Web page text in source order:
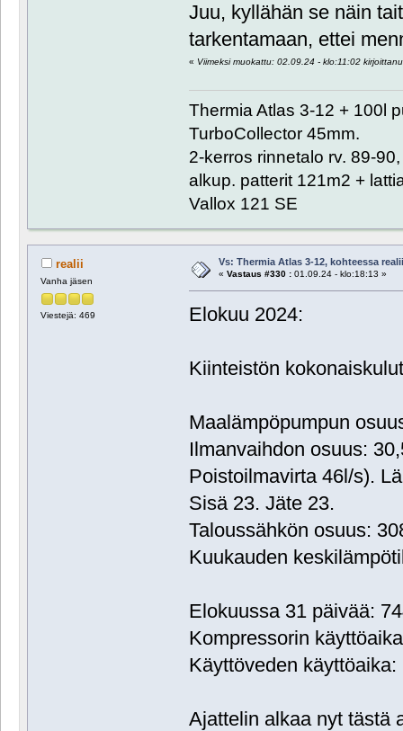
Juu, kyllähän se näin
tarkentamaan, ettei
« Viimeksi muokattu: 02.09.24 - klo:11:02
Thermia Atlas 3-12 + 100l
TurboCollector 45mm.
2-kerros rinnetalo rv. 89-
alkup. patterit 121m2 +
Vallox 121 SE
realii
Vanha jäsen
Viestejä: 469
Vs: Thermia Atlas 3-12, kohteessa realii
« Vastaus #330 :01.09.24 - klo:18:13 »
Elokuu 2024:
Kiinteistön
Maalämpöpumpun
Ilmanvaihdon osuus:
Poistoilmavirta 46l/s).
Sisä 23. Jäte 23.
Taloussähkön osuus:
Kuukauden
Elokuussa 31 päivää:
Kompressorin
Käyttöveden käyttöaika:
Ajattelin alkaa nyt tästä